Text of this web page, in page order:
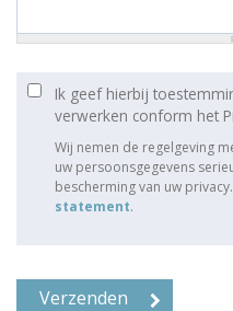
Ik geef hierbij
verwerken conform het
Wij nemen de regelgeving
uw persoonsgegevens
bescherming van uw privacy.
statement.